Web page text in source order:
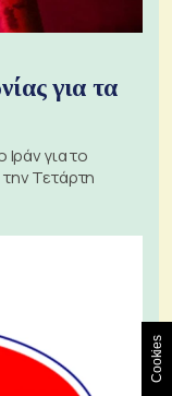
για τα
για το
Τετάρτη
Cookies